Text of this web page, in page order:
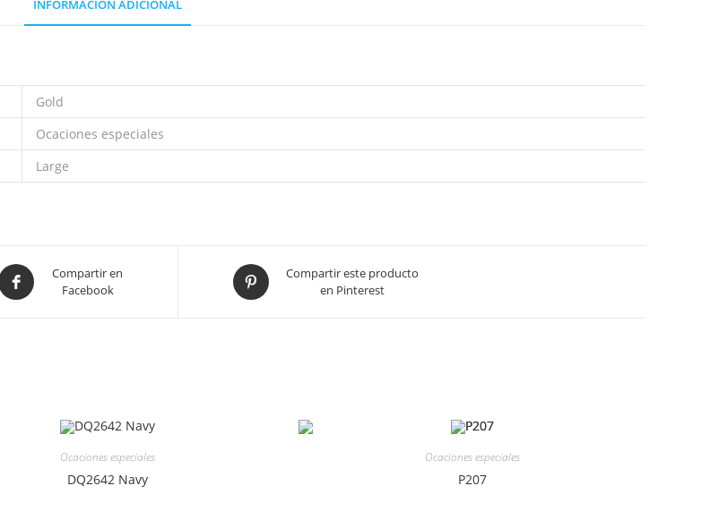
INFORMACIÓN ADICIONAL
Gold
Ocaciones especiales
Large
Compartir en
Facebook
Compartir este producto
en Pinterest
Ocaciones especiales
DQ2642 Navy
Ocaciones especiales
P207